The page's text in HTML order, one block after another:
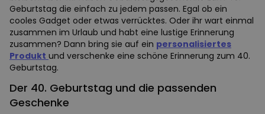
Geburtstag die einfach zu jedem passen. Egal ob ein
cooles Gadget oder etwas verrücktes. Oder ihr wart einmal
zusammen im Urlaub und habt eine lustige Erinnerung
zusammen? Dann bring sie auf ein personalisiertes
Produkt und verschenke eine schöne Erinnerung zum 40.
Geburtstag.
Der 40. Geburtstag und die passenden
Geschenke